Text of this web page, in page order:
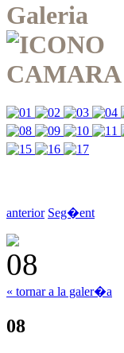
Galeria
anterior Seg�ent
« tornar a la galer�a
08